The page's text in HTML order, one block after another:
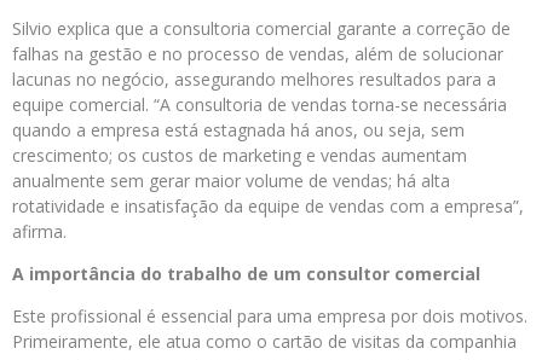
Silvio explica que a consultoria comercial garante a correção de
falhas na gestão e no processo de vendas, além de solucionar
lacunas no negócio, assegurando melhores resultados para a
equipe comercial. “A consultoria de vendas torna-se necessária
quando a empresa está estagnada há anos, ou seja, sem
crescimento; os custos de marketing e vendas aumentam
anualmente sem gerar maior volume de vendas; há alta
rotatividade e insatisfação da equipe de vendas com a empresa”,
afirma.
A importância do trabalho de um consultor comercial
Este profissional é essencial para uma empresa por dois motivos.
Primeiramente, ele atua como o cartão de visitas da companhia